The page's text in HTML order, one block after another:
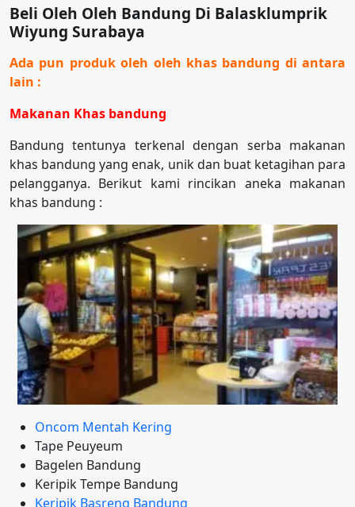
Beli Oleh Oleh Bandung Di Balasklumprik
Wiyung Surabaya
Ada pun produk oleh oleh khas bandung di antara
lain :
Makanan Khas bandung
Bandung tentunya terkenal dengan serba makanan
khas bandung yang enak, unik dan buat ketagihan para
pelangganya. Berikut kami rincikan aneka makanan
khas bandung :
Oncom Mentah Kering
Tape Peuyeum
Bagelen Bandung
Keripik Tempe Bandung
Keripik Basreng Bandung